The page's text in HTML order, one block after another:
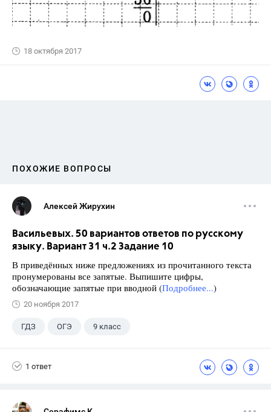
18 октября 2017
ПОХОЖИЕ ВОПРОСЫ
Алексей Жирухин
Васильевых. 50 вариантов ответов по русскому
языку. Вариант 31 ч.2 Задание 10
В приведённых ниже предложениях из прочитанного текста
пронумерованы все запятые. Выпишите цифры,
обозначающие запятые при вводной (Подробнее...)
20 ноября 2017
ГДЗ ОГЭ 9 класс
1 ответ